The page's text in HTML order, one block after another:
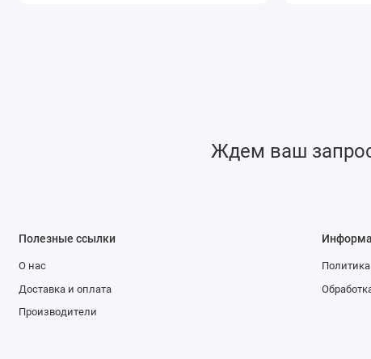
Ждем ваш
Полезные ссылки
О нас
Доставка и оплата
Производители